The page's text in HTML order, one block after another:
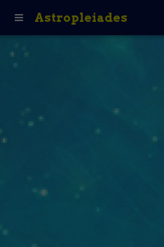
Astropleiades